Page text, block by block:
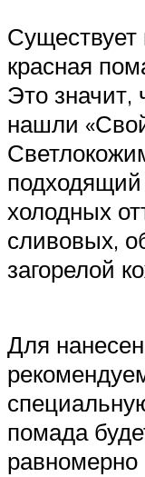
Существует
красная
Это значит,
нашли
холодных
сливовых,
загорелой
Для
помада
равномерно